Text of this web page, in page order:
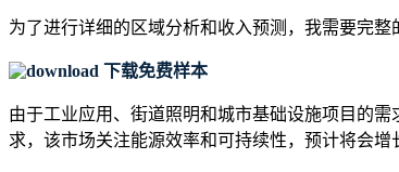
为了进行详细的区域分析和收入预测，我需要完整
下载免费样本
由于工业应用、街道照明和城市基础设施项目的
求，该市场关注能源效率和可持续性，预计将会增